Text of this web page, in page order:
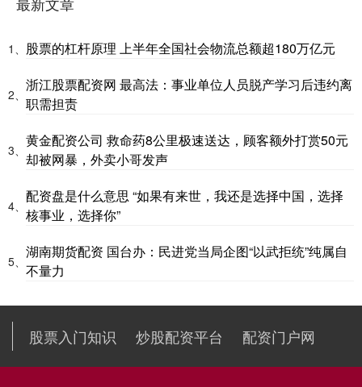
1、 股票的杠杆原理 上半年全国社会物流总额超180万亿元
2、
浙江股票配资网 最高法：事业单位人员脱产学习后违约离
职需担责
3、
黄金配资公司 救命药8公里极速送达，顾客额外打赏50元
却被网暴，外卖小哥发声
4、
配资盘是什么意思 “如果有来世，我还是选择中国，选择
核事业，选择你”
5、
湖南期货配资 国台办：民进党当局企图“以武拒统”纯属自
不量力
股票入门知识 炒股配资平台 配资门户网